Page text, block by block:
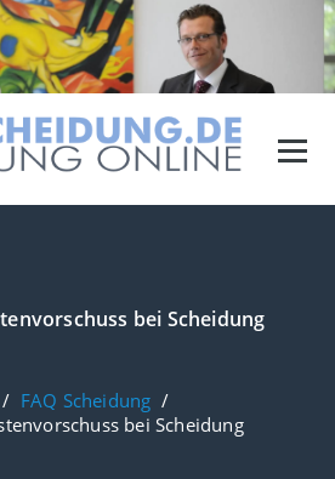
bei Scheidung
/ FAQ Scheidung /
bei Scheidung